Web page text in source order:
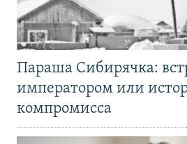
Параша Сибирячка:
императором или
компромисса